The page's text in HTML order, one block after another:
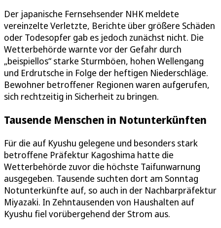
Der japanische Fernsehsender NHK meldete
vereinzelte Verletzte, Berichte über größere Schäden
oder Todesopfer gab es jedoch zunächst nicht. Die
Wetterbehörde warnte vor der Gefahr durch
„beispiellos“ starke Sturmböen, hohen Wellengang
und Erdrutsche in Folge der heftigen Niederschläge.
Bewohner betroffener Regionen waren aufgerufen,
sich rechtzeitig in Sicherheit zu bringen.
Tausende Menschen in Notunterkünften
Für die auf Kyushu gelegene und besonders stark
betroffene Präfektur Kagoshima hatte die
Wetterbehörde zuvor die höchste Taifunwarnung
ausgegeben. Tausende suchten dort am Sonntag
Notunterkünfte auf, so auch in der Nachbarpräfektur
Miyazaki. In Zehntausenden von Haushalten auf
Kyushu fiel vorübergehend der Strom aus.